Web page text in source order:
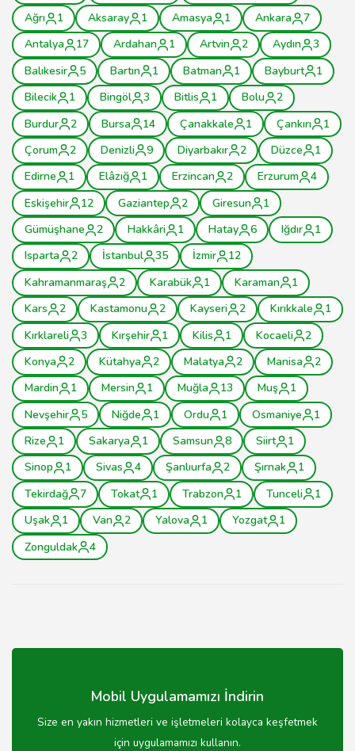
Ağrı
1 Aksaray 1 Amasya 1 Ankara
7
Antalya
17 Ardahan 1 Artvin 2 Aydın
3
Balıkesir
5 Bartın 1 Batman 1 Bayburt
1
Bilecik
1 Bingöl 3 Bitlis 1 Bolu
2
Burdur
2 Bursa 14 Çanakkale 1 Çankırı
1
Çorum
2 Denizli 9 Diyarbakır 2 Düzce
1
Edirne
1 Elâzığ 1 Erzincan 2 Erzurum
4
Eskişehir
12 Gaziantep 2 Giresun
1
Gümüşhane
2 Hakkâri 1 Hatay 6 Iğdır
1
Isparta
2 İstanbul 35 İzmir
12
Kahramanmaraş
2 Karabük 1 Karaman
1
Kars
2 Kastamonu 2 Kayseri 2 Kırıkkale
1
Kırklareli
3 Kırşehir 1 Kilis 1 Kocaeli
2
Konya
2 Kütahya 2 Malatya 2 Manisa
2
Mardin
1 Mersin 1 Muğla 13 Muş
1
Nevşehir
5 Niğde 1 Ordu 1 Osmaniye
1
Rize
1 Sakarya 1 Samsun 8 Siirt
1
Sinop
1 Sivas 4 Şanlıurfa 2 Şırnak
1
Tekirdağ
7 Tokat 1 Trabzon 1 Tunceli
1
Uşak
1 Van 2 Yalova 1 Yozgat
1
Zonguldak
4
Mobil Uygulamamızı İndirin
Size en yakın hizmetleri ve işletmeleri kolayca keşfetmek
için uygulamamızı kullanın.